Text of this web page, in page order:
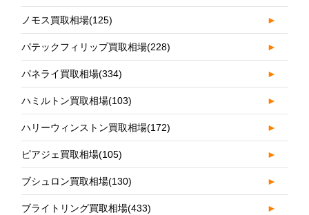
ノモス買取相場(125) ►
パテックフィリップ買取相場(228) ►
パネライ買取相場(334) ►
ハミルトン買取相場(103) ►
ハリーウィンストン買取相場(172) ►
ピアジェ買取相場(105) ►
ブシュロン買取相場(130) ►
ブライトリング買取相場(433) ►